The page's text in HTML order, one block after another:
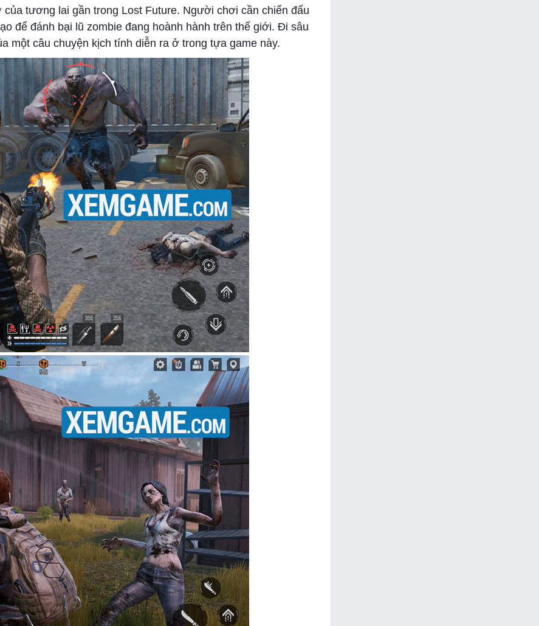
tương lai gần trong Lost Future. Người chơi cần chiến đấu
để đánh bại lũ zombie đang hoành hành trên thế giới. Đi sâu
một câu chuyện kịch tính diễn ra ở trong tựa game này.